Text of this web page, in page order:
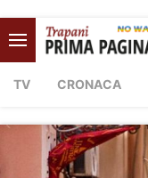
TV CRONACA